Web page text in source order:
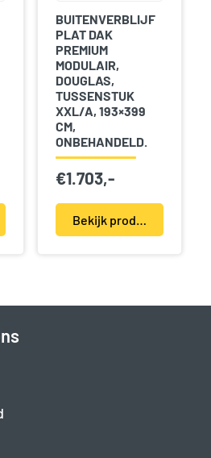
BUITENVERBLIJF
PLAT DAK
PREMIUM
MODULAIR,
DOUGLAS,
TUSSENSTUK
XXL/A, 193×399
CM,
ONBEHANDELD.
€1.703,-